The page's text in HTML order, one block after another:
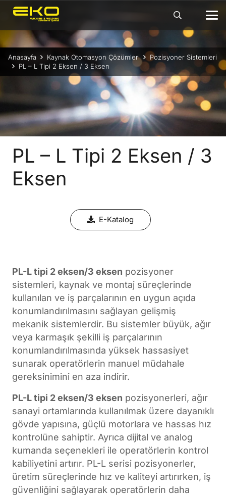
Anasayfa Kaynak Otomasyon Çözümleri
Pozisyoner Sistemleri
PL – L Tipi 2 Eksen / 3 Eksen
PL – L Tipi 2 Eksen / 3
Eksen
E-Katalog
PL-L tipi 2 eksen/3 eksen pozisyoner
sistemleri, kaynak ve montaj süreçlerinde
kullanılan ve iş parçalarının en uygun açıda
konumlandırılmasını sağlayan gelişmiş
mekanik sistemlerdir. Bu sistemler büyük, ağır
veya karmaşık şekilli iş parçalarının
konumlandırılmasında yüksek hassasiyet
sunarak operatörlerin manuel müdahale
gereksinimini en aza indirir.
PL-L tipi 2 eksen/3 eksen pozisyonerleri, ağır
sanayi ortamlarında kullanılmak üzere dayanıklı
gövde yapısına, güçlü motorlara ve hassas hız
kontrolüne sahiptir. Ayrıca dijital ve analog
kumanda seçenekleri ile operatörlerin kontrol
kabiliyetini artırır. PL-L serisi pozisyonerler,
üretim süreçlerinde hız ve kaliteyi artırırken, iş
güvenliğini sağlayarak operatörlerin daha